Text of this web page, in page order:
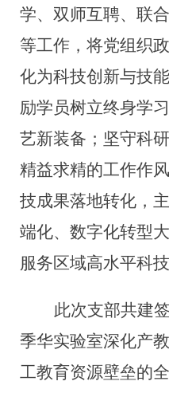
学、双师互聘、联
等工作 ，将党组织
化为科技创新与技
励学员树立终身学
艺新装备；坚守科
精益求精的工作作
技成果落地转化，
端化、数字化转型
服务区域高水平科
此次支部共建
季华实验室深化产
工教育资源壁垒的